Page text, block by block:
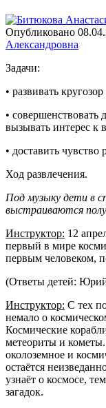
Опубликовано
Александровна
Задачи:
• развивать кругозор
• совершенствовать
вызывать интерес
• доставить чувство
Ход развлечения.
Под музыку дети в
выстраиваются
Инструктор: 12
первый в мире
первым человеком,
(Ответы детей:
Инструктор: С тех
немало о
Космические
метеориты и
околоземное и
остаётся
узнаёт о космосе,
загадок.